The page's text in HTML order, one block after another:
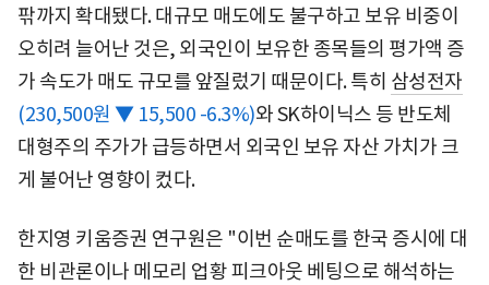
팎까지 확대됐다. 대규모 매도에도 불구하고 보유 비중이
오히려 늘어난 것은, 외국인이 보유한 종목들의 평가액 증
가 속도가 매도 규모를 앞질렀기 때문이다. 특히 삼성전자
(230,500원 ▼ 15,500 -6.3%)와 SK하이닉스 등 반도체
대형주의 주가가 급등하면서 외국인 보유 자산 가치가 크
게 불어난 영향이 컸다.
한지영 키움증권 연구원은 "이번 순매도를 한국 증시에 대
한 비관론이나 메모리 업황 피크아웃 베팅으로 해석하는